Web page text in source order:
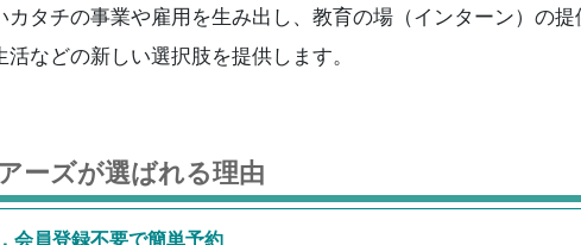
カタチの事業や雇用を生み出し、教育の場（インターン）の
活などの新しい選択肢を提供します。
ーズが選ばれる理由
会員登録不要で簡単予約